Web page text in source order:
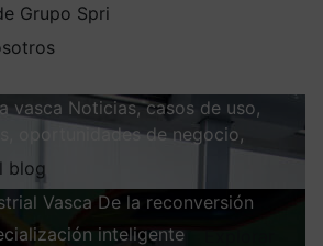
Grupo Spri
vasca Noticias, casos de uso,
oportunidades de negocio,
blog
Vasca De la reconversión
inteligente